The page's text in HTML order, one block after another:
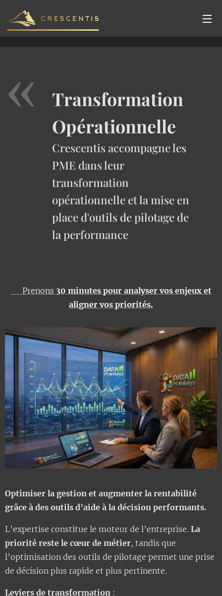
Transformation
Opérationnelle
Crescentis accompagne les
PME dans leur
transformation
opérationnelle et la mise en
place d'outils de pilotage de
la performance
➡️ Prenons 30 minutes pour analyser vos enjeux et
aligner vos priorités.
Optimiser la gestion et augmenter la rentabilité
grâce à des outils d’aide à la décision performants.
L’expertise constitue le moteur de l’entreprise. La
priorité reste le cœur de métier, tandis que
l’optimisation des outils de pilotage permet une prise
de décision plus rapide et plus pertinente.
Leviers de transformation :